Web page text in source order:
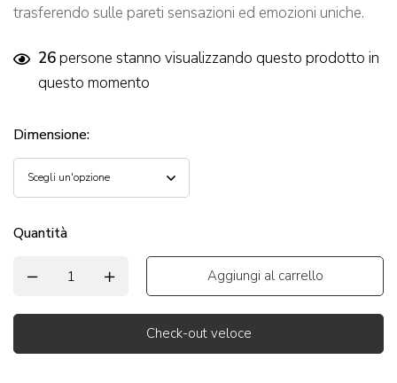
trasferendo sulle pareti sensazioni ed emozioni uniche.
26persone stanno visualizzando questo prodotto in
questo momento
Dimensione:
Quantità
Aggiungi al carrello
Check-out veloce